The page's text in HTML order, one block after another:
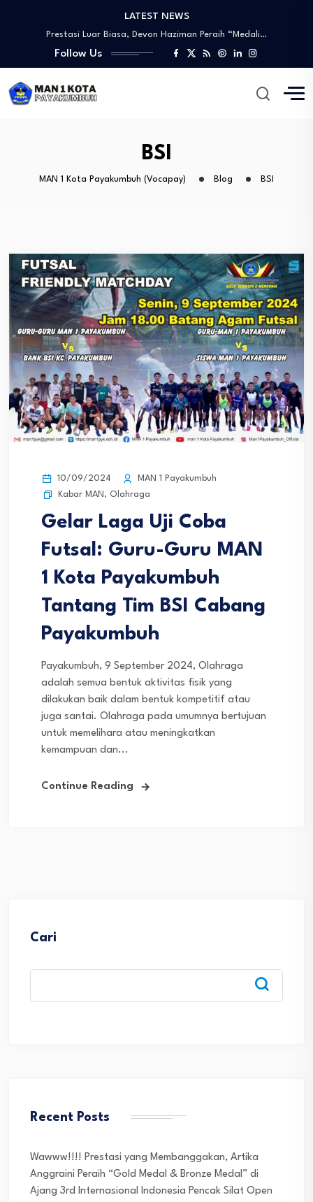
LATEST NEWS
Tinjauan Lapangan Pengelolaan Sampah
Prestasi Luar Biasa, Devon Haziman Peraih “Medali…
PEMBUKAAN SIDANG LPJ MPM/OSIM PERIODE 2024/2025
Sosialisasi Mitigasi Bencana dan Penandatanganan MoU
Wawww!!!! Prestasi yang Membanggakan, Artika Anggraini Peraih…
PEMBUKAAN SIDANG LPJ MPM/OSIM PERIODE 2024/2025
Sosialisasi Mitigasi Bencana dan Penandatanganan MoU
Follow Us
BSI
MAN 1 Kota Payakumbuh (Vocapay) Blog BSI
10/09/2024
MAN 1 Payakumbuh
Kabar MAN , Olahraga
Gelar Laga Uji Coba
Futsal: Guru-Guru MAN
1 Kota Payakumbuh
Tantang Tim BSI Cabang
Payakumbuh
Payakumbuh, 9 September 2024, Olahraga
adalah semua bentuk aktivitas fisik yang
dilakukan baik dalam bentuk kompetitif atau
juga santai. Olahraga pada umumnya bertujuan
untuk memelihara atau meningkatkan
kemampuan dan...
Continue Reading
Cari
Recent Posts
Wawww!!!! Prestasi yang Membanggakan, Artika
Anggraini Peraih “Gold Medal & Bronze Medal” di
Ajang 3rd Internasional Indonesia Pencak Silat Open